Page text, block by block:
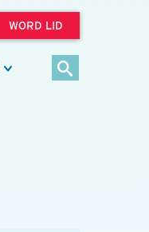
WORD LID